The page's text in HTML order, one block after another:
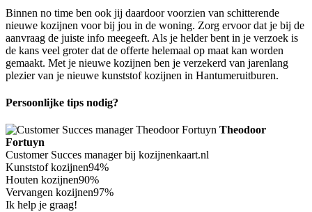
Binnen no time ben ook jij daardoor voorzien van schitterende
nieuwe kozijnen voor bij jou in de woning. Zorg ervoor dat je bij de
aanvraag de juiste info meegeeft. Als je helder bent in je verzoek is
de kans veel groter dat de offerte helemaal op maat kan worden
gemaakt. Met je nieuwe kozijnen ben je verzekerd van jarenlang
plezier van je nieuwe kunststof kozijnen in Hantumeruitburen.
Persoonlijke tips nodig?
Theodoor
Fortuyn
Customer Succes manager bij kozijnenkaart.nl
Kunststof kozijnen94%
Houten kozijnen90%
Vervangen kozijnen97%
Ik help je graag!